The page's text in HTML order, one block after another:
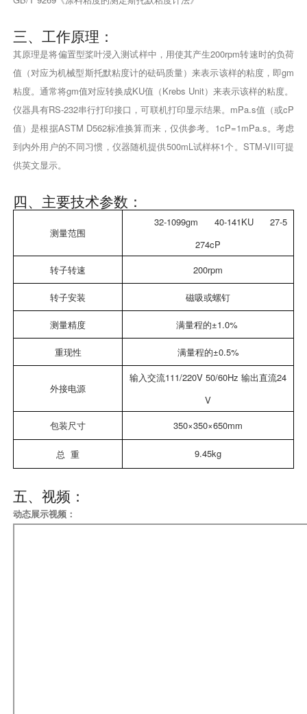
三、工作原理：
其原理是将偏置型桨叶浸入测试样中，用使其产生200rpm转速时的负荷
值（对应为机械型斯托默粘度计的砝码质量）来表示该样的粘度，即gm
粘度。通常将gm值对应转换成KU值（Krebs Unit）来表示该样的粘度。
仪器具有RS-232串行打印接口，可联机打印显示结果。mPa.s值（或cP
值）是根据ASTM D562标准换算而来，仅供参考。1cP=1mPa.s。考虑
到内外用户的不同习惯，仪器随机提供500mL试样杯1个。STM-VII可提
供英文显示。
四、主要技术参数：
测量范围
32-1099gm 40-141KU 27-5
274cP
转子转速
200rpm
转子安装 磁吸或螺钉
测量精度 满量程的±1.0%
重现性 满量程的±0.5%
外接电源
输入交流111/220V 50/60Hz 输出直流24
V
包装尺寸
350×350×650mm
总 重 9.45kg
五、视频：
动态展示视频：